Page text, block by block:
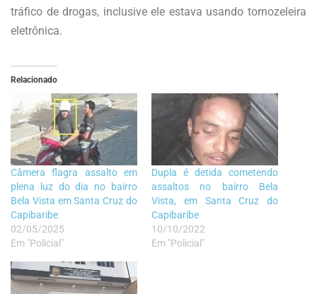
tráfico de drogas, inclusive ele estava usando tornozeleira
eletrônica.
Relacionado
Câmera flagra assalto em
plena luz do dia no bairro
Bela Vista em Santa Cruz do
Capibaribe
02/05/2025
Em "Policial"
Dupla é detida cometendo
assaltos no bairro Bela
Vista, em Santa Cruz do
Capibaribe
10/10/2022
Em "Policial"